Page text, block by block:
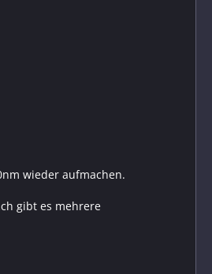
wieder aufmachen.
gibt es mehrere